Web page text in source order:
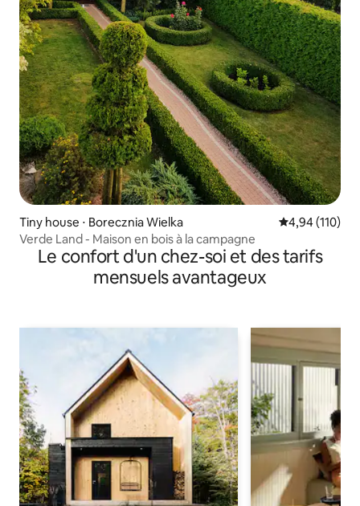
Tiny house ⋅ Borecznia Wielka Évaluation
4,94 (110)
Verde Land - Maison en bois à la campagne
Le confort d'un chez-soi et des tarifs
mensuels avantageux